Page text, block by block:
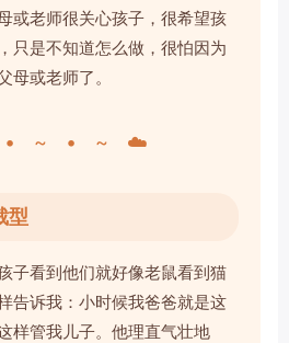
或老师很关心孩子，很希望孩
只是不知道怎么做，很怕因为
母或老师了。
~ • ~ ☁️
型
子看到他们就好像老鼠看到猫
告诉我：小时候我爸爸就是这
样管我儿子。他理直气壮地